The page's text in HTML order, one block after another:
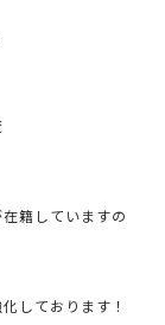
在籍していますの
しております！